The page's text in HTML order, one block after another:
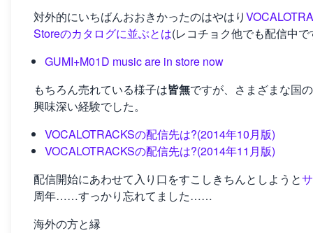
対外的にいちばんおおきかったのはやはり
Storeのカタログに並ぶとは(レコチョク他でも配信中
GUMI+M01D music are in store now
もちろん売れている様子は皆無ですが、さまざまな国
興味深い経験でした。
VOCALOTRACKSの配信先は?(2014年10月版)
VOCALOTRACKSの配信先は?(2014年11月版)
配信開始にあわせて入り口をすこしきちんとしようと
周年……すっかり忘れてました……
海外の方と縁